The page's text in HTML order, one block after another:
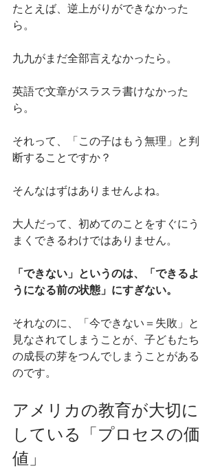
たとえば、逆上がりができなかった
ら。
九九がまだ全部言えなかったら。
英語で文章がスラスラ書けなかった
ら。
それって、「この子はもう無理」と判
断することですか？
そんなはずはありませんよね。
大人だって、初めてのことをすぐにう
まくできるわけではありません。
「できない」というのは、「できるよ
うになる前の状態」にすぎない。
それなのに、「今できない＝失敗」と
見なされてしまうことが、子どもたち
の成長の芽をつんでしまうことがある
のです。
アメリカの教育が大切に
している「プロセスの価
値」